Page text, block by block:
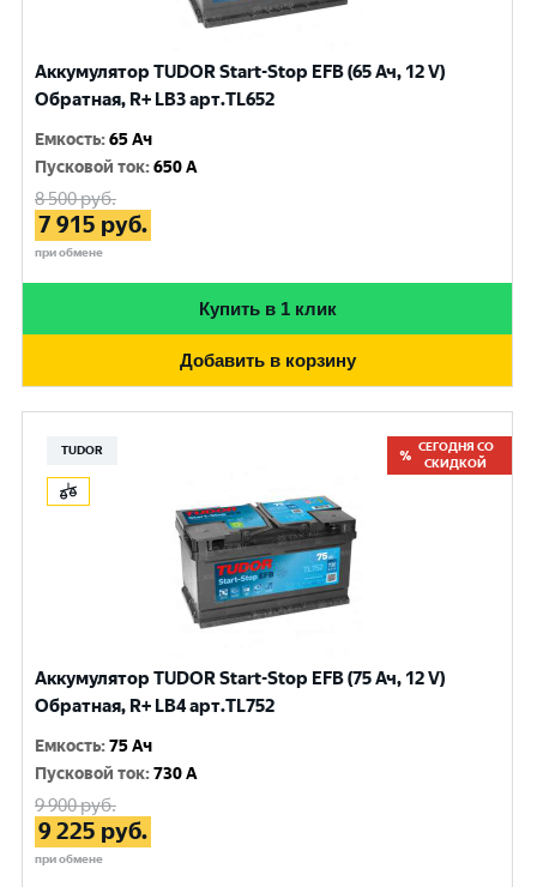
Аккумулятор TUDOR Start-Stop EFB (65 Ач, 12 V)
Обратная, R+ LB3 арт.TL652
Емкость:65 Ач
Пусковой ток:650 A
8 500руб.
7 915 руб.
при обмене
Купить в 1 клик
Добавить в корзину
TUDOR
СЕГОДНЯ СО
СКИДКОЙ
Аккумулятор TUDOR Start-Stop EFB (75 Ач, 12 V)
Обратная, R+ LB4 арт.TL752
Емкость:75 Ач
Пусковой ток:730 A
9 900руб.
9 225 руб.
при обмене